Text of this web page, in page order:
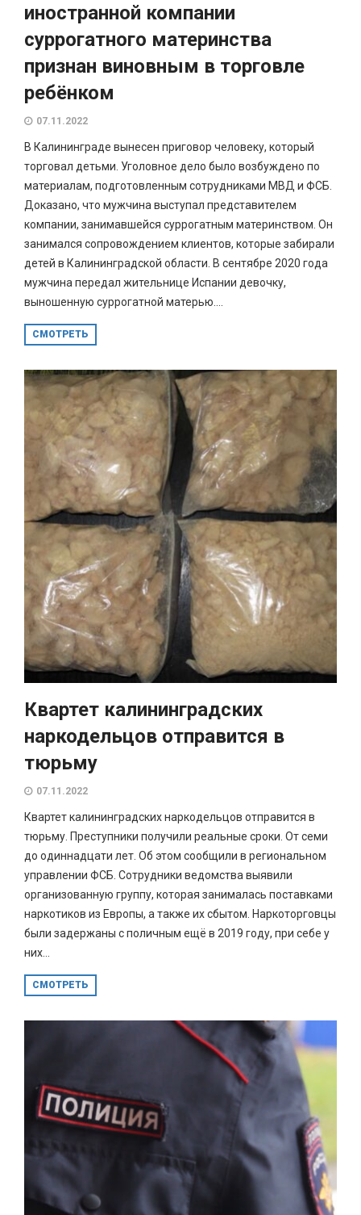
иностранной компании
суррогатного материнства
признан виновным в торговле
ребёнком
07.11.2022
В Калининграде вынесен приговор человеку, который
торговал детьми. Уголовное дело было возбуждено по
материалам, подготовленным сотрудниками МВД и ФСБ.
Доказано, что мужчина выступал представителем
компании, занимавшейся суррогатным материнством. Он
занимался сопровождением клиентов, которые забирали
детей в Калининградской области. В сентябре 2020 года
мужчина передал жительнице Испании девочку,
выношенную суррогатной матерью....
СМОТРЕТЬ
Квартет калининградских
наркодельцов отправится в
тюрьму
07.11.2022
Квартет калининградских наркодельцов отправится в
тюрьму. Преступники получили реальные сроки. От семи
до одиннадцати лет. Об этом сообщили в региональном
управлении ФСБ. Сотрудники ведомства выявили
организованную группу, которая занималась поставками
наркотиков из Европы, а также их сбытом. Наркоторговцы
были задержаны с поличным ещё в 2019 году, при себе у
них...
СМОТРЕТЬ